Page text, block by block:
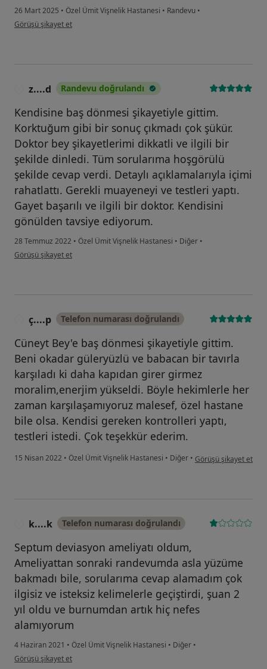
26 Mart 2025 • Özel Ümit Vişnelik Hastanesi • Randevu •
kullanıcının görüşüne göre c.....
Görüşü şikayet et
z....d Randevu doğrulandı
Kendisine baş dönmesi şikayetiyle gittim.
Korktuğum gibi bir sonuç çıkmadı çok şükür.
Doktor bey şikayetlerimi dikkatli ve ilgili bir
şekilde dinledi. Tüm sorularıma hoşgörülü
şekilde cevap verdi. Detaylı açıklamalarıyla içimi
rahatlattı. Gerekli muayeneyi ve testleri yaptı.
Gayet başarılı ve ilgili bir doktor. Kendisini
gönülden tavsiye ediyorum.
28 Temmuz 2022 • Özel Ümit Vişnelik Hastanesi • Diğer •
kullanıcının görüşüne göre z....d
Görüşü şikayet et
ç....p Telefon numarası doğrulandı
Cüneyt Bey'e baş dönmesi şikayetiyle gittim.
Beni okadar güleryüzlü ve babacan bir tavırla
karşıladı ki daha kapıdan girer girmez
moralim,enerjim yükseldi. Böyle hekimlerle her
zaman karşılaşamıyoruz malesef, özel hastane
bile olsa. Kendisi gereken kontrolleri yaptı,
testleri istedi. Çok teşekkür ederim.
15 Nisan 2022 • Özel Ümit Vişnelik Hastanesi • Diğer • kullanıcının
Görüşü şikayet et
k....k Telefon numarası doğrulandı
Septum deviasyon ameliyatı oldum,
Ameliyattan sonraki randevumda asla yüzüme
bakmadı bile, sorularıma cevap alamadım çok
ilgisiz ve isteksiz kelimelerle geçiştirdi, şuan 2
yıl oldu ve burnumdan artık hiç nefes
alamıyorum
4 Haziran 2021 • Özel Ümit Vişnelik Hastanesi • Diğer •
kullanıcının görüşüne göre k....k
Görüşü şikayet et